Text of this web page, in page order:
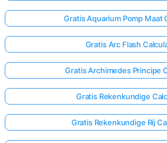
Nog
Geen
Gratis Aquarium Pomp Maat
Gratis Arc Flash
Gratis Archimedes Principe
Gratis Rekenkundige
Gratis Rekenkundige Rij